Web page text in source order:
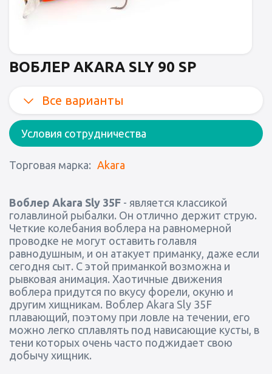
ВОБЛЕР AKARA SLY 90 SP
Все варианты
Условия сотрудничества
Торговая марка: Akara
Воблер Akara Sly 35F - является классикой
голавлиной рыбалки. Он отлично держит струю.
Четкие колебания воблера на равномерной
проводке не могут оставить голавля
равнодушным, и он атакует приманку, даже если
сегодня сыт. С этой приманкой возможна и
рывковая анимация. Хаотичные движения
воблера придутся по вкусу форели, окуню и
другим хищникам. Воблер Akara Sly 35F
плавающий, поэтому при ловле на течении, его
можно легко сплавлять под нависающие кусты, в
тени которых очень часто поджидает свою
добычу хищник.